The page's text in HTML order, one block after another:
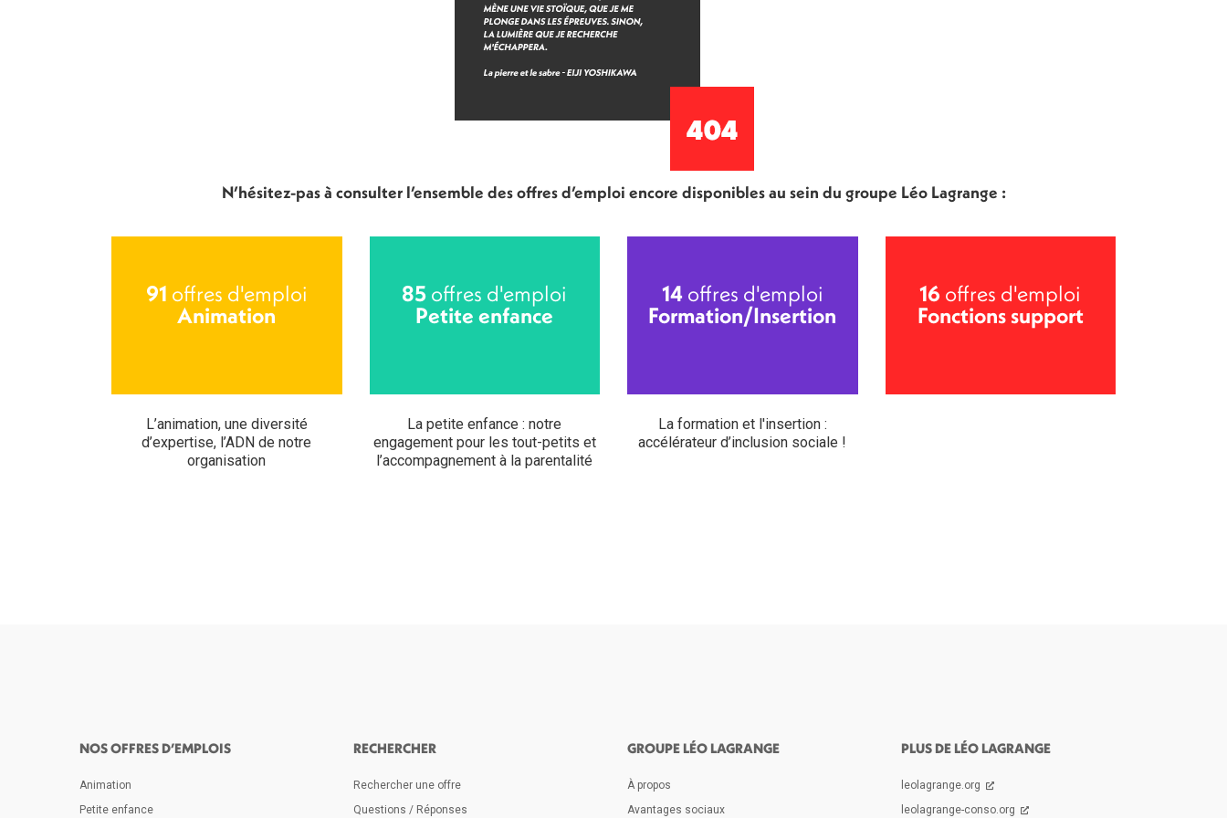
N’hésitez-pas à consulter l’ensemble des offres d’emploi encore disponibles au sein du groupe Léo Lagrange :
91 offres d'emploi
Animation
L’animation, une diversité
d’expertise, l’ADN de notre
organisation
85 offres d'emploi
Petite enfance
La petite enfance : notre
engagement pour les tout-petits et
l’accompagnement à la parentalité
14offres d'emploi
Formation/Insertion
La formation et l'insertion :
accélérateur d’inclusion sociale !
16 offres d'emploi
Fonctions support
NOS OFFRES D’EMPLOIS
Animation
Petite enfance
RECHERCHER
Rechercher une offre
Questions / Réponses
GROUPE LÉO LAGRANGE
À propos
Avantages sociaux
PLUS DE LÉO LAGRANGE
leolagrange.org
leolagrange-conso.org